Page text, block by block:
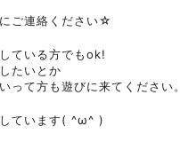
ご連絡ください☆
ている方でもok!
たいとか
って方も遊びに来てください。
ています( ^ω^ )